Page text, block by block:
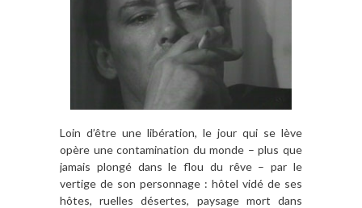
Loin d’être une libération, le jour qui se lève
opère une contamination du monde – plus que
jamais plongé dans le flou du rêve – par le
vertige de son personnage : hôtel vidé de ses
hôtes, ruelles désertes, paysage mort dans